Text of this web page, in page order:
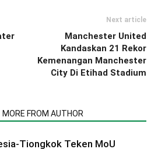
Next article
Manchester United
Kandaskan 21 Rekor
Kemenangan Manchester
City Di Etihad Stadium
MORE FROM AUTHOR
Tiongkok Teken MoU